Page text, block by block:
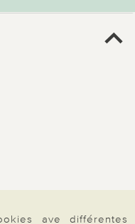
ave différentes